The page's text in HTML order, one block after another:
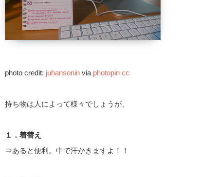
photo credit: juhansonin via photopin cc
持ち物は人によって様々でしょうが、
１．着替え
⇒あると便利。中で汗かきますよ！！